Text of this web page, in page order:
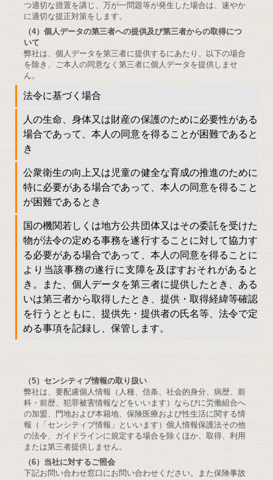
つ適切な措置を講じ、万が一問題等が発生した場合は、速やか
に適切な提正対策をします。
（4）個人データの第三者への提供及び第三者からの取得につ
いて
弊社は、個人データを第三者に提供するにあたり、以下の場合
を除き、ご本人の同意なく第三者に個人データを提供しませ
ん。
法令に基づく場合
人の生命、身体又は財産の保護のために必要性がある
場合であって、本人の同意を得ることが困難であると
き
公衆衛生の向上又は児童の健全な育成の推進のために
特に必要がある場合であって、本人の同意を得ること
が困難であるとき
国の機関若しくは地方公共団体又はその委託を受けた
物が法令の定める事務を遂行することに対して協力す
る必要がある場合であって、本人の同意を得ることに
より当該事務の遂行に支障を及ぼすおそれがあると
き。また、個人データを第三者に提供したとき、ある
いは第三者から取得したとき、提供・取得経緯等確認
を行うとともに、提供先・提供者の氏名等、法令で定
める事項を記録し、保管します。
（5）センシティブ情報の取り扱い
弊社は、要配慮個人情報（人種、信条、社会的身分、病歴、前
科・前歴、犯罪被害情報などをいいます）ならびに労働組合へ
の加盟、門地および本籍地、保険医療および性生活に関する情
報（「センシティブ情報」といいます）個人情報保護法その他
の法令、ガイドラインに規定する場合を除くほか、取得、利用
または第三者提供しません。
（6）当社に対するご照会
下記お問い合わせ窓口にお問い合わせください。また保険事故